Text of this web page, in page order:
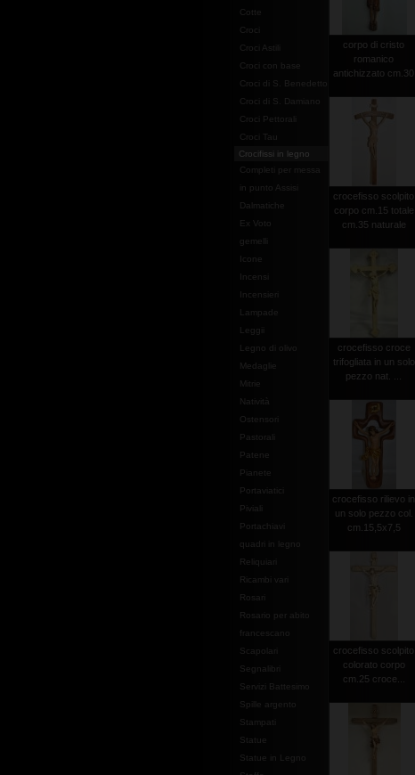
Cotte
Croci
Croci Astili
Croci con base
Croci di S. Benedetto
Croci di S. Damiano
Croci Pettorali
Croci Tau
Crocifissi in legno
Completi per messa
in punto Assisi
Dalmatiche
Ex Voto
gemelli
Icone
Incensi
Incensieri
Lampade
Leggii
Legno di olivo
Medaglie
Mitrie
Natività
Ostensori
Pastorali
Patene
Pianete
Portaviatici
Piviali
Portachiavi
quadri in legno
Reliquiari
Ricambi vari
Rosari
Rosario per abito
francescano
Scapolari
Segnalibri
Servizi Battesimo
Spille argento
Stampati
Statue
Statue in Legno
corpo di cristo
romanico
antichizzato cm.30
crocefisso scolpito
corpo cm.15 totale
cm.35 naturale
crocefisso croce
trifogliata in un solo
pezzo nat. ...
crocefisso rilievo in
un solo pezzo col.
cm.15,5x7,5
crocefisso scolpito
colorato corpo
cm.25 croce...